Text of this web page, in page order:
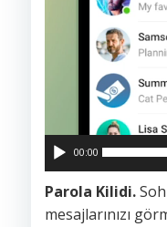
00:00
Parola Kilidi.
mesajlarınızı